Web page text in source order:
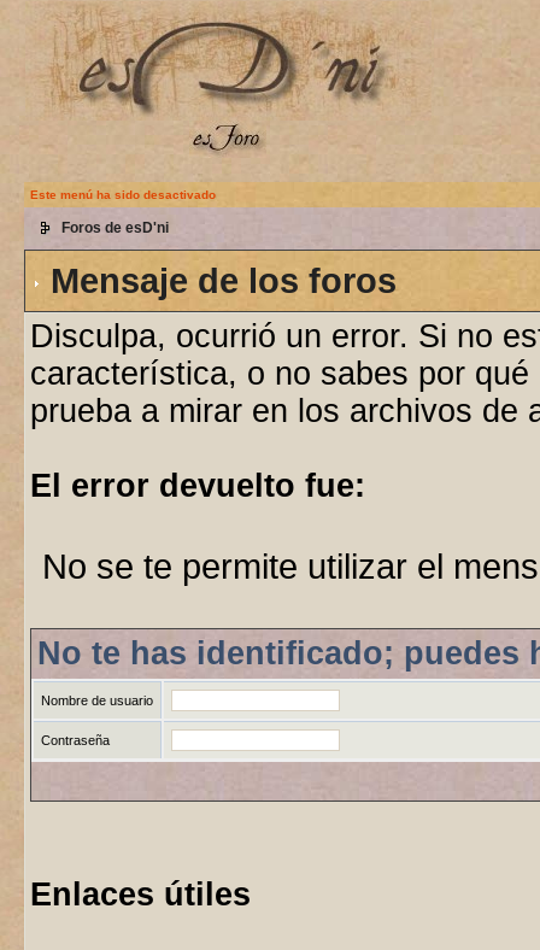
Este menú ha sido desactivado
Foros de esD'ni
Mensaje de los foros
Disculpa, ocurrió un error. Si no
característica, o no sabes por
prueba a mirar en los archivos de
El error devuelto fue:
No se te permite utilizar el
No te has identificado; puedes
Nombre de usuario
Contraseña
Enlaces útiles